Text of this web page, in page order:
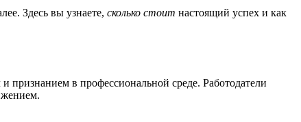
Здесь вы узнаете, сколько стоит настоящий успех и как
признанием в профессиональной среде. Работодатели